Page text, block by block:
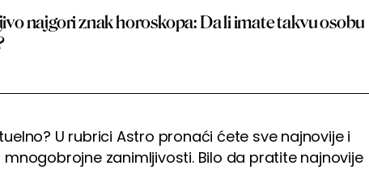
najgori znak horoskopa: Da li imate takvu osobu
U rubrici Astro pronaći ćete sve najnovije i
zanimljivosti. Bilo da pratite najnovije